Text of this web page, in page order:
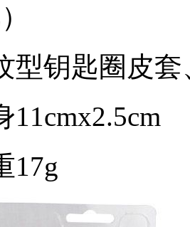
型钥匙圈皮
11cmx2.5cm
17g